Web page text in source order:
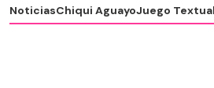
NoticiasChiqui AguayoJuego Textual